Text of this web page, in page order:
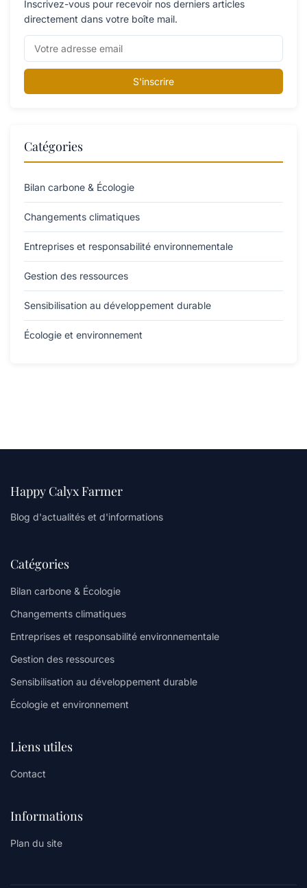
Inscrivez-vous pour recevoir nos derniers articles
directement dans votre boîte mail.
S'inscrire
Catégories
Bilan carbone & Écologie
Changements climatiques
Entreprises et responsabilité environnementale
Gestion des ressources
Sensibilisation au développement durable
Écologie et environnement
Happy Calyx Farmer
Blog d'actualités et d'informations
Catégories
Bilan carbone & Écologie
Changements climatiques
Entreprises et responsabilité environnementale
Gestion des ressources
Sensibilisation au développement durable
Écologie et environnement
Liens utiles
Contact
Informations
Plan du site